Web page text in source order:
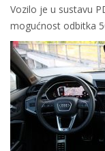
Vozilo je u sustavu
mogućnost odbitka